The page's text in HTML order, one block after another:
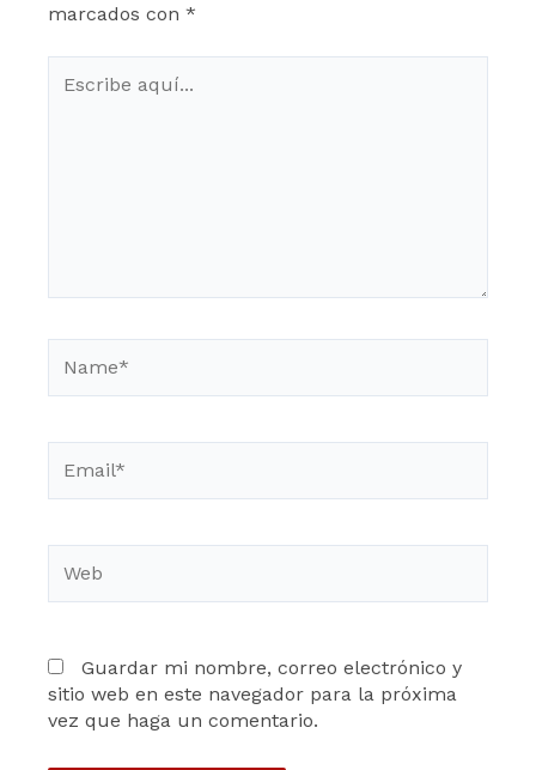
marcados con *
aquí...
Guardar mi nombre, correo electrónico y
sitio web en este navegador para la próxima
vez que haga un comentario.